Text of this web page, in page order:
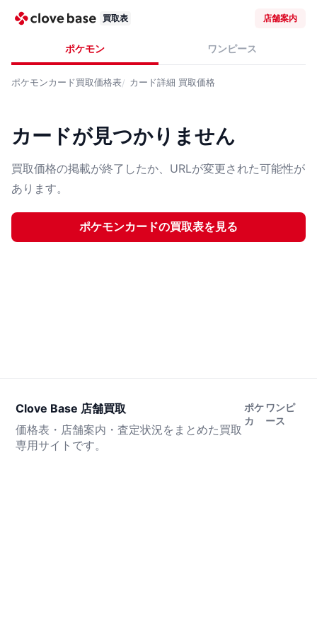
買取表 店舗案内
ポケモン ワンピース
ポケモンカード買取価格表 カード詳細 買取価格
カードが見つかりません
買取価格の掲載が終了したか、URLが変更された可能性が
あります。
ポケモンカードの買取表を見る
Clove Base 店舗買取
価格表・店舗案内・査定状況をまとめた買取
専用サイトです。
ポケ
カ
ワンピ
ース